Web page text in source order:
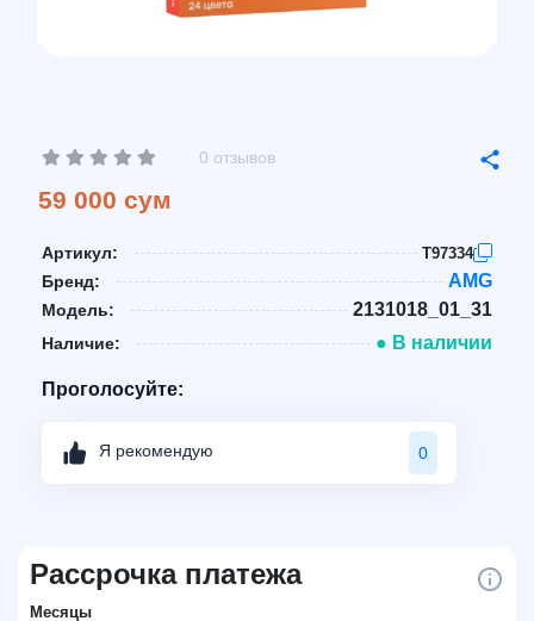
0 отзывов
59 000 сум
Артикул: T97334
Бренд: AMG
Модель: 2131018_01_31
Наличие: ● В наличии
Проголосуйте:
Я рекомендую 0
Рассрочка платежа
Месяцы